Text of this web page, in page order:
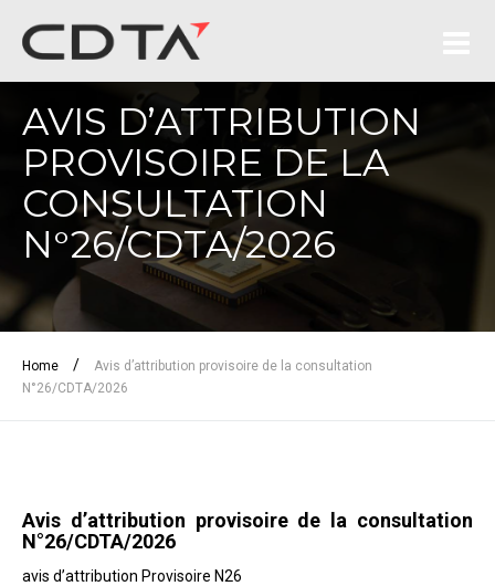
AVIS D’ATTRIBUTION
PROVISOIRE DE LA
CONSULTATION
N°26/CDTA/2026
Home /
Avis d’attribution provisoire de la consultation
N°26/CDTA/2026
Avis d’attribution provisoire de la consultation
N°26/CDTA/2026
avis d’attribution Provisoire N26